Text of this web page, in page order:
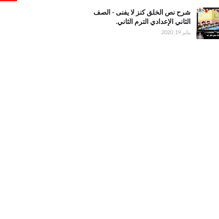
لا
الصف
شرح نص الخلق كنز لا يفنى - الصف
الثاني الإعدادي الترم الثاني.
يناير 19, 2020